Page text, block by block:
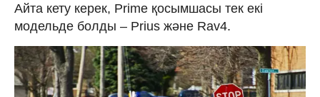
Айта кету керек, Prime қосымшасы тек екі
модельде болды – Prius және Rav4.